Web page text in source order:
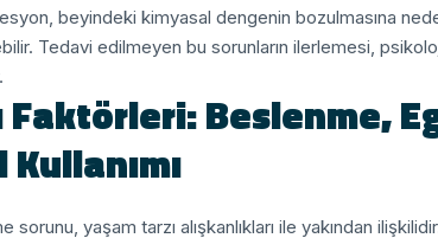
beyindeki kimyasal dengenin bozulmasına
Tedavi edilmeyen bu sorunların ilerlemesi,
Faktörleri: Beslenme,
yaşam tarzı alışkanlıkları ile yakından